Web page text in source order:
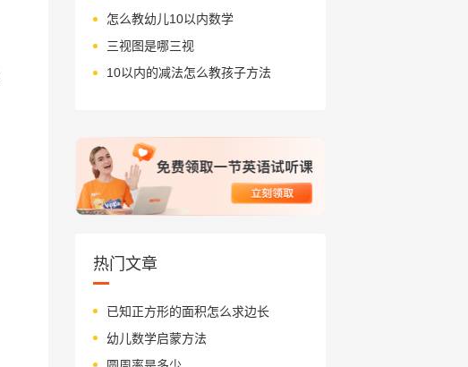
怎么教幼儿10以内数学
三视图是哪三视
10以内的减法怎么教孩子方法
热门文章
已知正方形的面积怎么求边长
幼儿数学启蒙方法